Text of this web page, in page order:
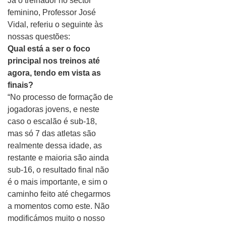
feminino, Professor José
Vidal, referiu o seguinte às
nossas questões:
Qual está a ser o foco
principal nos treinos até
agora, tendo em vista as
finais?
“No processo de formação de
jogadoras jovens, e neste
caso o escalão é sub-18,
mas só 7 das atletas são
realmente dessa idade, as
restante e maioria são ainda
sub-16, o resultado final não
é o mais importante, e sim o
caminho feito até chegarmos
a momentos como este. Não
modificámos muito o nosso